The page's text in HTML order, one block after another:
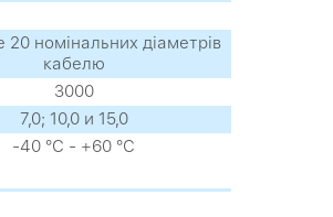
номінальних діаметрів
кабелю
3000
7,0; 10,0 и 15,0
-40 °С - +60 °С